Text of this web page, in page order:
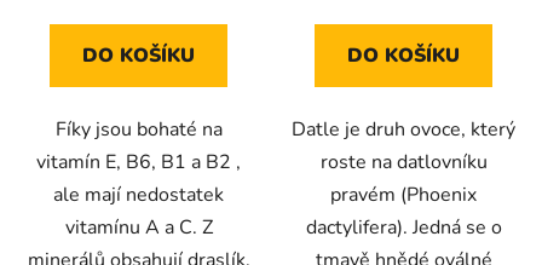
z
DO KOŠÍKU
Fíky jsou bohaté na
vitamín E, B6, B1 a B2 ,
ale mají nedostatek
vitamínu A a C. Z
z
DO KOŠÍKU
Datle je druh ovoce, který
roste na datlovníku
pravém (Phoenix
dactylifera). Jedná se o